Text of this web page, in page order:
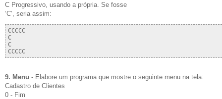
C Progressivo, usando a própria. Se fosse
‘C’, seria assim:
CCCCC
C
C
9. Menu - Elabore um programa que mostre o seguinte menu na tela:
Cadastro de Clientes
0 - Fim